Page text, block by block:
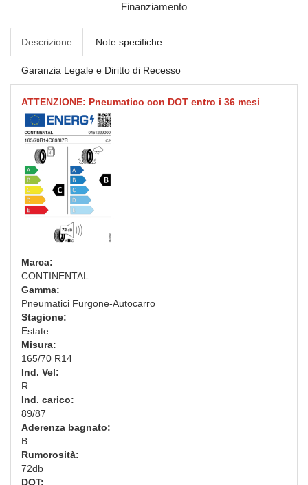
Finanziamento
Descrizione Note specifiche
Garanzia Legale e Diritto di Recesso
ATTENZIONE: Pneumatico con DOT entro i 36 mesi
Marca:
CONTINENTAL
Gamma:
Pneumatici Furgone-Autocarro
Stagione:
Estate
Misura:
165/70 R14
Ind. Vel:
R
Ind. carico:
89/87
Aderenza bagnato:
B
Rumorosità:
72db
DOT: